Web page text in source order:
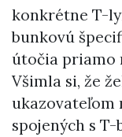
konkrétne T-
bunkovú
útočia priamo
Všimla si, že
ukazovateľom
spojených s